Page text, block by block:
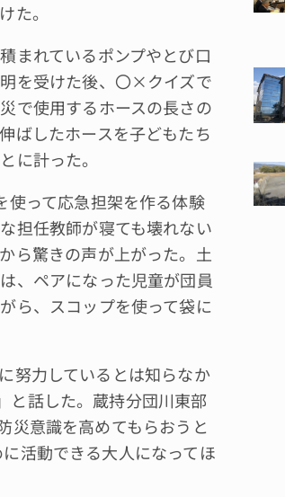
た。
まれているポンプやとび口
を受けた後、〇×クイズで
で使用するホースの長さの
ばしたホースを子どもたち
に計った。
って応急担架を作る体験
担任教師が寝ても壊れない
ら驚きの声が上がった。土
、ペアになった児童が団員
ら、スコップを使って袋に
努力しているとは知らなか
と話した。蔵持分団川東部
災意識を高めてもらおうと
活動できる大人になってほ